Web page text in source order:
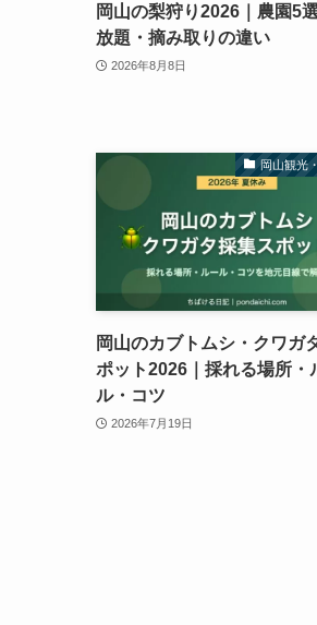
岡山の梨狩り2026｜農園5
放題・摘み取りの違い
2026年8月8日
岡山観光
岡山のカブトムシ・クワガ
ポット2026｜採れる場所・
ル・コツ
2026年7月19日